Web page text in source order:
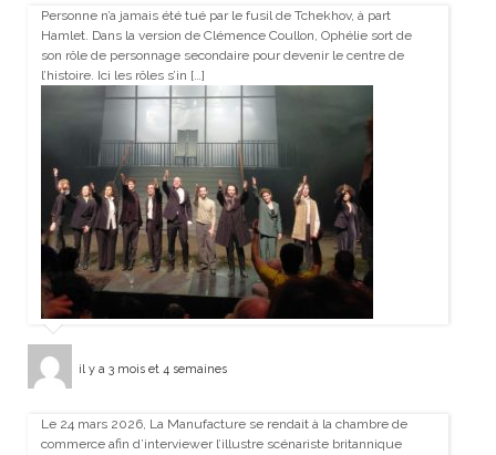
Personne n’a jamais été tué par le fusil de Tchekhov, à part
Hamlet. Dans la version de Clémence Coullon, Ophélie sort de
son rôle de personnage secondaire pour devenir le centre de
l’histoire. Ici les rôles s’in […]
il y a 3 mois et 4 semaines
Le 24 mars 2026, La Manufacture se rendait à la chambre de
commerce afin d’interviewer l’illustre scénariste britannique